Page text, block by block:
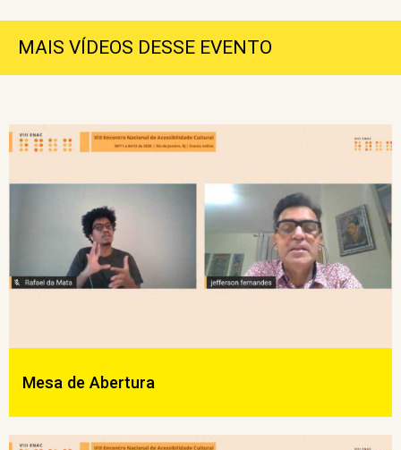
MAIS VÍDEOS DESSE EVENTO
Mesa de Abertura